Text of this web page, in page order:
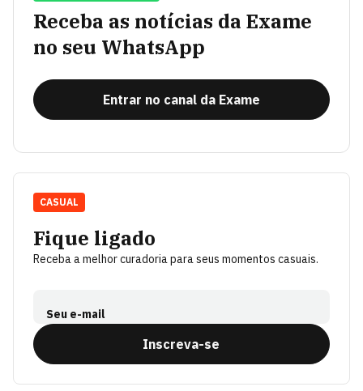
Receba as notícias da Exame
no seu WhatsApp
Entrar no canal da Exame
Fique ligado
Receba a melhor curadoria para seus momentos casuais.
Seu e-mail
Inscreva-se
CASUAL